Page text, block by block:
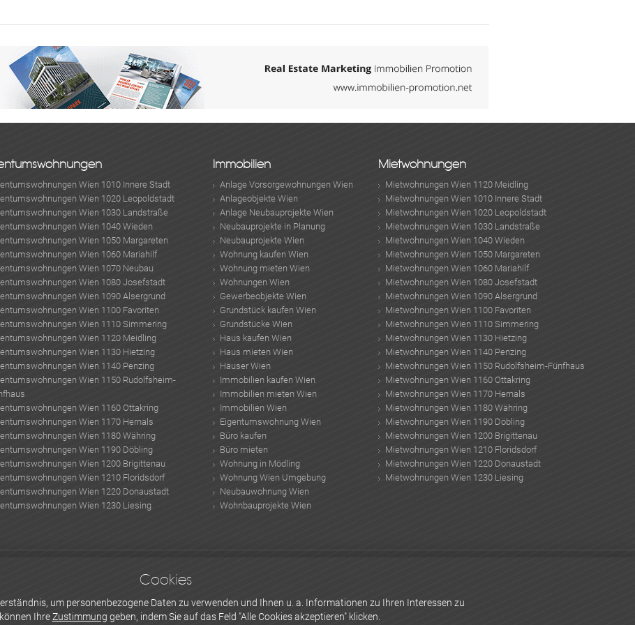
Wien 1010 Innere Stadt
Wien 1020 Leopoldstadt
Wien 1030 Landstraße
Wien 1040 Wieden
Wien 1050 Margareten
Wien 1060 Mariahilf
Wien 1070 Neubau
Wien 1080 Josefstadt
Wien 1090 Alsergrund
Wien 1100 Favoriten
Wien 1110 Simmering
Wien 1120 Meidling
Wien 1130 Hietzing
Wien 1140 Penzing
Wien 1150 Rudolfsheim-
Wien 1160 Ottakring
Wien 1170 Hernals
Wien 1180 Währing
Wien 1190 Döbling
Wien 1200 Brigittenau
Wien 1210 Floridsdorf
Wien 1220 Donaustadt
Wien 1230 Liesing
Immobilien
Anlage Vorsorgewohnungen Wien
Anlageobjekte Wien
Anlage Neubauprojekte Wien
Neubauprojekte in Planung
Neubauprojekte Wien
Wohnung kaufen Wien
Wohnung mieten Wien
Wohnungen Wien
Gewerbeobjekte Wien
Grundstück kaufen Wien
Grundstücke Wien
Haus kaufen Wien
Haus mieten Wien
Häuser Wien
Immobilien kaufen Wien
Immobilien mieten Wien
Immobilien Wien
Eigentumswohnung Wien
Büro kaufen
Büro mieten
Wohnung in Mödling
Wohnung Wien Umgebung
Neubauwohnung Wien
Wohnbauprojekte Wien
Mietwohnungen
Mietwohnungen Wien 1120 Meidling
Mietwohnungen Wien 1010 Innere Stadt
Mietwohnungen Wien 1020 Leopoldstadt
Mietwohnungen Wien 1030 Landstraße
Mietwohnungen Wien 1040 Wieden
Mietwohnungen Wien 1050 Margareten
Mietwohnungen Wien 1060 Mariahilf
Mietwohnungen Wien 1080 Josefstadt
Mietwohnungen Wien 1090 Alsergrund
Mietwohnungen Wien 1100 Favoriten
Mietwohnungen Wien 1110 Simmering
Mietwohnungen Wien 1130 Hietzing
Mietwohnungen Wien 1140 Penzing
Mietwohnungen Wien 1150 Rudolfsheim-Fünfhaus
Mietwohnungen Wien 1160 Ottakring
Mietwohnungen Wien 1170 Hernals
Mietwohnungen Wien 1180 Währing
Mietwohnungen Wien 1190 Döbling
Mietwohnungen Wien 1200 Brigittenau
Mietwohnungen Wien 1210 Floridsdorf
Mietwohnungen Wien 1220 Donaustadt
Mietwohnungen Wien 1230 Liesing
Altbausanierung Kosten Dienstleister Wien
GmbH
Cookies
um personenbezogene Daten zu verwenden und Ihnen u. a. Informationen zu Ihren Interessen zu
IhreZustimmung geben, indem Sie auf das Feld "Alle Cookies akzeptieren" klicken.